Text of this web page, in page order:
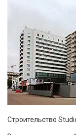
Строительство